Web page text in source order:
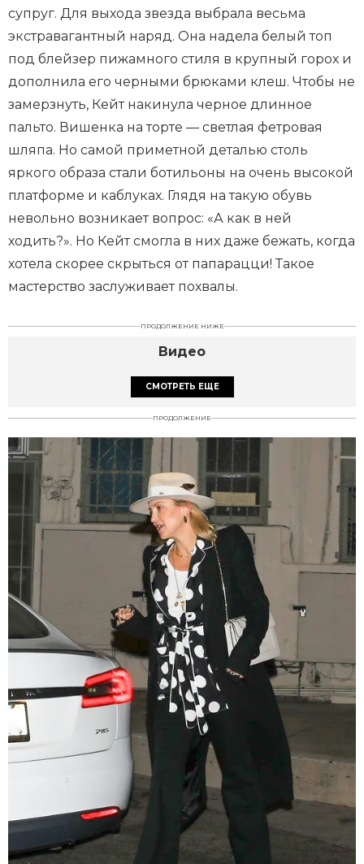
супруг. Для выхода звезда выбрала весьма
экстравагантный наряд. Она надела белый топ
под блейзер пижамного стиля в крупный горох и
дополнила его черными брюками клеш. Чтобы не
замерзнуть, Кейт накинула черное длинное
пальто. Вишенка на торте — светлая фетровая
шляпа. Но самой приметной деталью столь
яркого образа стали ботильоны на очень высокой
платформе и каблуках. Глядя на такую обувь
невольно возникает вопрос: «А как в ней
ходить?». Но Кейт смогла в них даже бежать, когда
хотела скорее скрыться от папарацци! Такое
мастерство заслуживает похвалы.
ПРОДОЛЖЕНИЕ НИЖЕ
Видео
СМОТРЕТЬ ЕЩЕ
ПРОДОЛЖЕНИЕ